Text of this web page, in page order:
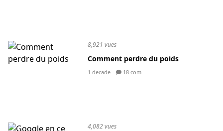
8,921 vues
Comment perdre du poids
1 decade 18 com
4,082 vues